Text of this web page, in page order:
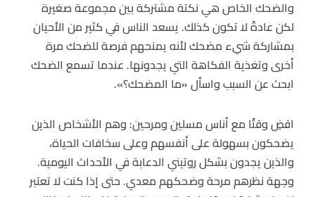
والضحك الخاص هي نكتة مشتركة بين مجموعة صغيرة
لكن عادةً لا تكون كذلك. يسعد الناس في كثير من الأحيان
بمشاركة شيء مضحك لأنه يمنحهم فرصة للضحك مرة
أخرى وتغذية الفكاهة التي يجدونها. عندما تسمع الضحك
ابحث عن السبب واسأل «ما المضحك؟».
اقضِ وقتًا مع أناس مسلين ومرحين: وهم الأشخاص الذين
يضحكون بسهولة على أنفسهم وعلى سخافات الحياة،
والذين يجدون بشكل روتيني الدعابة في الأحداث اليومية.
وجهة نظرهم مرحة وضحكهم معدي. حتى إذا كنت لا تعتبر